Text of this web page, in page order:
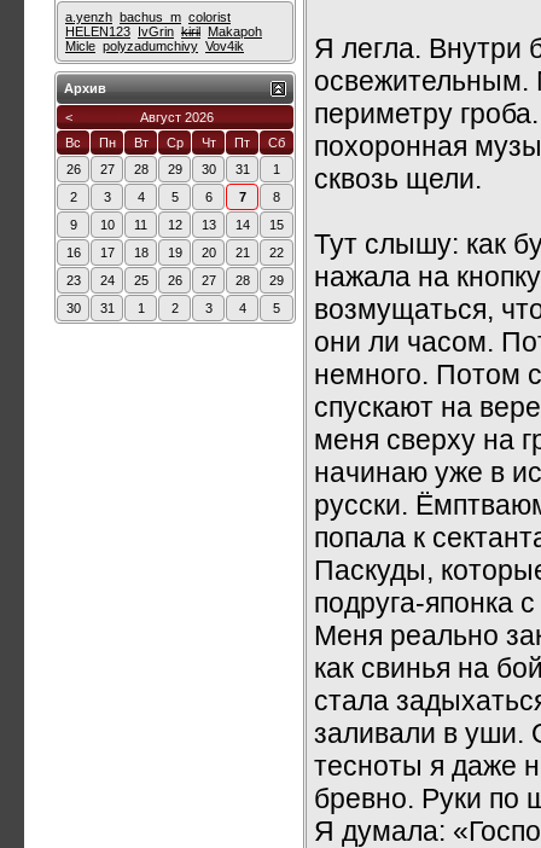
Я легла. Внутри
освежительным.
периметру
похоронная
сквозь щели.
Тут слышу: как
нажала на
возмущаться,
они ли часом.
немного. Потом
спускают на
меня сверху на
начинаю уже в
русски.
попала к
Паскуды,
подруга-японка
Меня реально
как свинья на
стала
заливали в уши.
тесноты я даже
бревно. Руки по
Я думала:
a.yenzh bachus_m colorist
HELEN123 IvGrin kiril Makapoh
Micle polyzadumchivy Vov4ik
Архив
<
Август 2026
Вс
Пн Вт Ср Чт Пт
Сб
26
27 28 29 30 31
1
2
3 4 5 6 7
8
9
10 11 12 13 14
15
16
17 18 19 20 21
22
23
24 25 26 27 28
29
30
31 1 2 3 4 5